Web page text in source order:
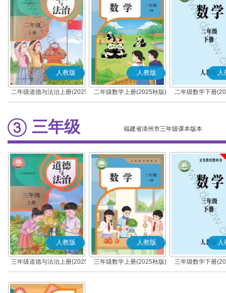
人教版
二年级道德与法治上册(2025
秋版)(部编版)
人教版
二年级数学上册(2025秋版)
人
二年级数学下册
三年级 福建省漳州市三年级课本版本
人教版
三年级道德与法治上册(2025
秋版)(部编版)
人教版
三年级数学上册(2025秋版)
人
三年级数学下册